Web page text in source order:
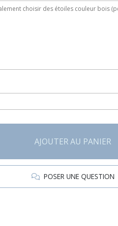
AJOUTER AU PANIER
POSER UNE QUESTION